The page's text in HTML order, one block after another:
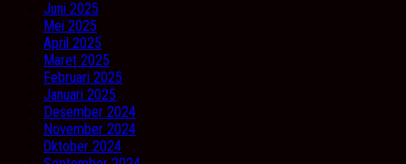
Juni 2025
Mei 2025
April 2025
Maret 2025
Februari 2025
Januari 2025
Desember 2024
November 2024
Oktober 2024